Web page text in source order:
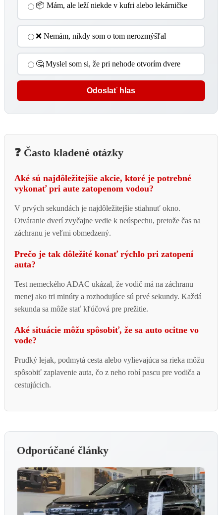
📦 Mám, ale leží niekde v kufri alebo lekárničke
❌ Nemám, nikdy som o tom nerozmýšľal
🤔 Myslel som si, že pri nehode otvorím dvere
Odoslať hlas
❓ Často kladené otázky
Aké sú najdôležitejšie akcie, ktoré je potrebné
vykonať pri aute zatopenom vodou?
V prvých sekundách je najdôležitejšie stiahnuť okno.
Otváranie dverí zvyčajne vedie k neúspechu, pretože čas na
záchranu je veľmi obmedzený.
Prečo je tak dôležité konať rýchlo pri zatopení
auta?
Test nemeckého ADAC ukázal, že vodič má na záchranu
menej ako tri minúty a rozhodujúce sú prvé sekundy. Každá
sekunda sa môže stať kľúčová pre prežitie.
Aké situácie môžu spôsobiť, že sa auto ocitne vo
vode?
Prudký lejak, podmytá cesta alebo vylievajúca sa rieka môžu
spôsobiť zaplavenie auta, čo z neho robí pascu pre vodiča a
cestujúcich.
Odporúčané články